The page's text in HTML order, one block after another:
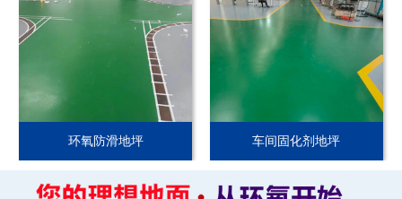
环氧防滑地坪 车间固化剂地坪